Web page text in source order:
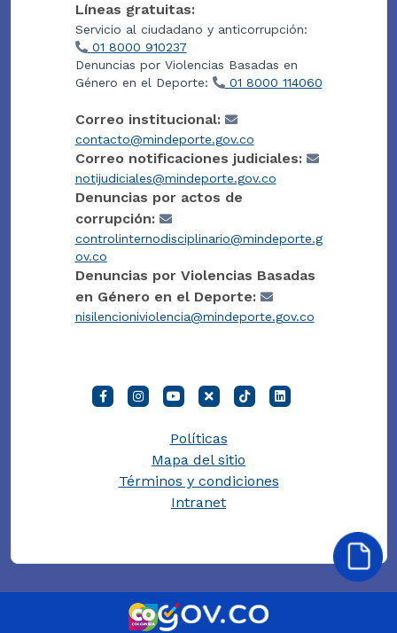
Líneas gratuitas:
Servicio al ciudadano y anticorrupción:
01 8000 910237
Denuncias por Violencias Basadas en
Género en el Deporte:
01 8000 114060
Correo institucional:
contacto@mindeporte.gov.co
Correo notificaciones judiciales:
notijudiciales@mindeporte.gov.co
Denuncias por actos de
corrupción:
controlinternodisciplinario@mindeporte.g
ov.co
Denuncias por Violencias Basadas
en Género en el Deporte:
nisilencioniviolencia@mindeporte.gov.co
Políticas
Mapa del sitio
Términos y condiciones
Intranet